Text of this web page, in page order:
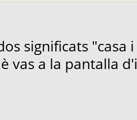
significats "casa
vas a la pantalla